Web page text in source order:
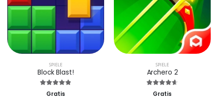
SPIELE
Block Blast!
Gratis
SPIELE
Archero 2
Gratis